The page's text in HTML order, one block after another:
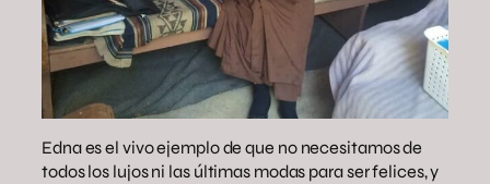
Edna es el vivo ejemplo de que no necesitamos de
todos los lujos ni las últimas modas para ser felices, y